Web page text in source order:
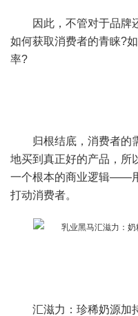
因此，不管对于品牌还
如何获取消费者的青睐?
率?
归根结底，消费者的需
地买到真正好的产品，所
一个根本的商业逻辑——
打动消费者。
汇滋力：珍稀奶源加